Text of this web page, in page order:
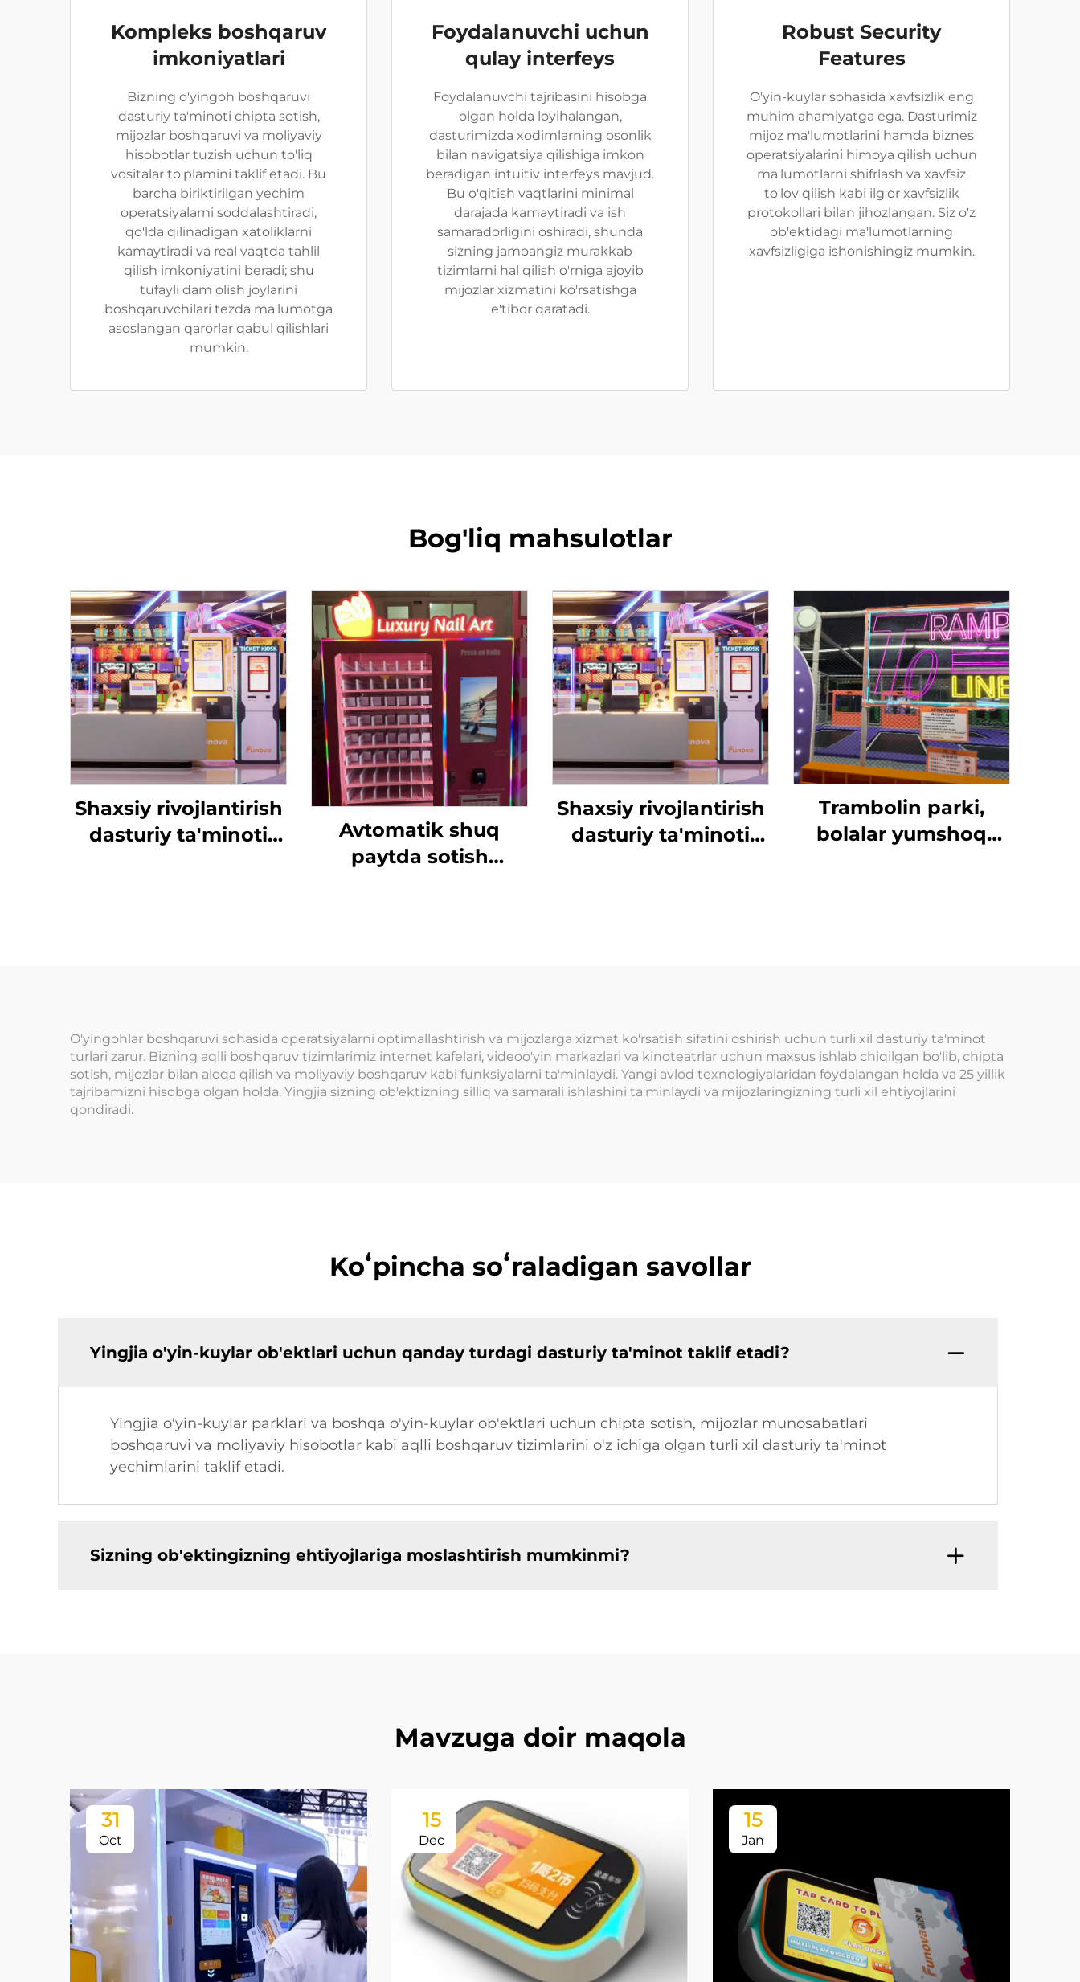
Kompleks boshqaruv
imkoniyatlari
Bizning o'yingoh boshqaruvi
dasturiy ta'minoti chipta sotish,
mijozlar boshqaruvi va moliyaviy
hisobotlar tuzish uchun to'liq
vositalar to'plamini taklif etadi. Bu
barcha biriktirilgan yechim
operatsiyalarni soddalashtiradi,
qo'lda qilinadigan xatoliklarni
kamaytiradi va real vaqtda tahlil
qilish imkoniyatini beradi; shu
tufayli dam olish joylarini
boshqaruvchilari tezda ma'lumotga
asoslangan qarorlar qabul qilishlari
mumkin.
Foydalanuvchi uchun
qulay interfeys
Foydalanuvchi tajribasini hisobga
olgan holda loyihalangan,
dasturimizda xodimlarning osonlik
bilan navigatsiya qilishiga imkon
beradigan intuitiv interfeys mavjud.
Bu o'qitish vaqtlarini minimal
darajada kamaytiradi va ish
samaradorligini oshiradi, shunda
sizning jamoangiz murakkab
tizimlarni hal qilish o'rniga ajoyib
mijozlar xizmatini ko'rsatishga
e'tibor qaratadi.
Robust Security
Features
O'yin-kuylar sohasida xavfsizlik eng
muhim ahamiyatga ega. Dasturimiz
mijoz ma'lumotlarini hamda biznes
operatsiyalarini himoya qilish uchun
ma'lumotlarni shifrlash va xavfsiz
to'lov qilish kabi ilg'or xavfsizlik
protokollari bilan jihozlangan. Siz o'z
ob'ektidagi ma'lumotlarning
xavfsizligiga ishonishingiz mumkin.
Bog'liq mahsulotlar
Shaxsiy rivojlantirish
dasturiy ta'minoti
uchun
Avtomatik shuq
paytda sotish
Shaxsiy rivojlantirish
dasturiy ta'minoti
uchun
Trambolin parki,
bolalar yumshoq
O'yingohlar boshqaruvi sohasida operatsiyalarni optimallashtirish va mijozlarga xizmat ko'rsatish sifatini oshirish uchun turli xil dasturiy ta'minot
turlari zarur. Bizning aqlli boshqaruv tizimlarimiz internet kafelari, videoo'yin markazlari va kinoteatrlar uchun maxsus ishlab chiqilgan bo'lib, chipta
sotish, mijozlar bilan aloqa qilish va moliyaviy boshqaruv kabi funksiyalarni ta'minlaydi. Yangi avlod texnologiyalaridan foydalangan holda va 25 yillik
tajribamizni hisobga olgan holda, Yingjia sizning ob'ektizning silliq va samarali ishlashini ta'minlaydi va mijozlaringizning turli xil ehtiyojlarini
qondiradi.
Koʻpincha soʻraladigan savollar
Yingjia o'yin-kuylar ob'ektlari uchun qanday turdagi dasturiy ta'minot taklif etadi?
Yingjia o'yin-kuylar parklari va boshqa o'yin-kuylar ob'ektlari uchun chipta sotish, mijozlar munosabatlari
boshqaruvi va moliyaviy hisobotlar kabi aqlli boshqaruv tizimlarini o'z ichiga olgan turli xil dasturiy ta'minot
yechimlarini taklif etadi.
Sizning ob'ektingizning ehtiyojlariga moslashtirish mumkinmi?
Mavzuga doir maqola
31
Oct
15
Dec
15
Jan